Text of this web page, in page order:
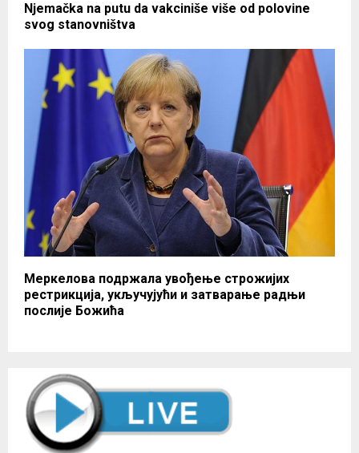
Njemačka na putu da vakciniše više od polovine
svog stanovništva
Меркелова подржала увођење строжијих
рестрикција, укључујући и затварање радњи
послије Божића